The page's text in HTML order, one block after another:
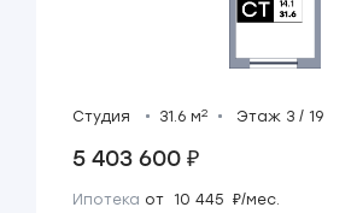
Студия 31.6 м2 Этаж 3 / 19
5 403 600 ₽
Ипотека от 10 445 ₽/мес.